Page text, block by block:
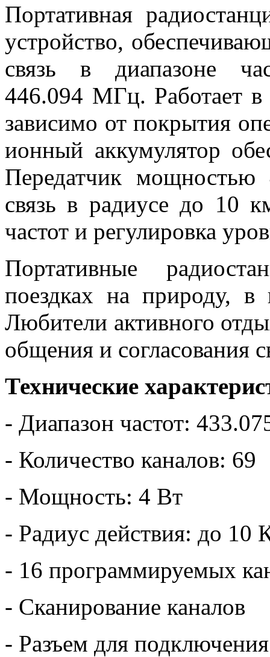
Портативная
устройство,
связь в диапазоне
446.094 МГц. Работает
зависимо от покрытия
ионный аккумулятор
Передатчик мощностью
связь в радиусе до 10
частот и регулировка
Портативные
поездках на природу,
Любители активного
общения и согласования
Технические
- Диапазон частот:
- Количество каналов: 69
- Мощность: 4 Вт
- Радиус действия: до 10
- 16 программируемых
- Сканирование каналов
- Разъем для